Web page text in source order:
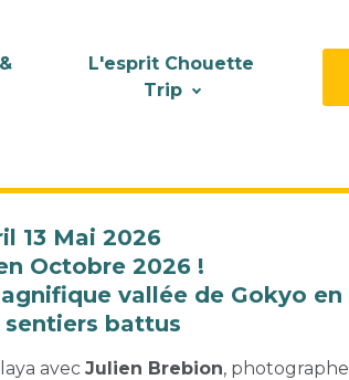
L'esprit Chouette
Trip
13 Mai 2026
Octobre 2026 !
vallée de Gokyo en
sentiers battus
avec Julien Brebion, photographe